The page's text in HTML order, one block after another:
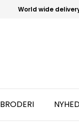
World wide
BRODERI